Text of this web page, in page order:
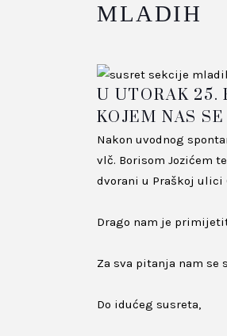
MLADIH
U UTORAK 25.
KOJEM NAS
Nakon uvodnog
vlč. Borisom Jozićem
dvorani u Praškoj ulici
Drago nam je
Za sva pitanja nam se
Do idućeg susreta,